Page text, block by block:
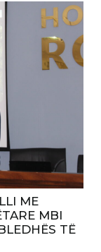
ME
MBI
TË